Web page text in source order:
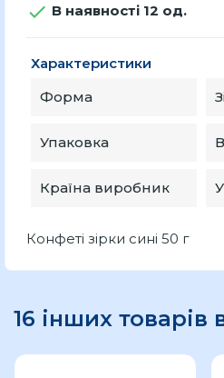
 В наявності 12 од.
Характеристики
Форма
Упаковка
Країна виробник
Конфеті зірки сині 50 г
16 інших товарів